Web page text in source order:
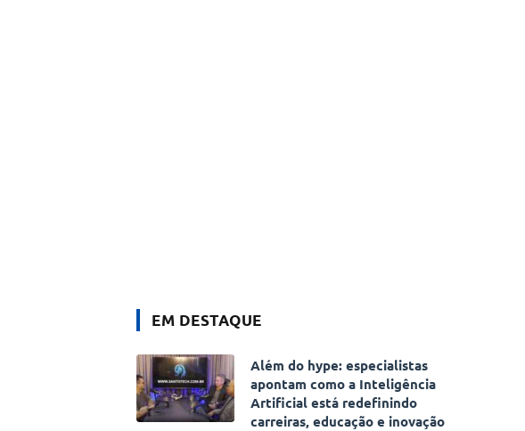
EM DESTAQUE
Além do hype: especialistas
apontam como a Inteligência
Artificial está redefinindo
carreiras, educação e inovação